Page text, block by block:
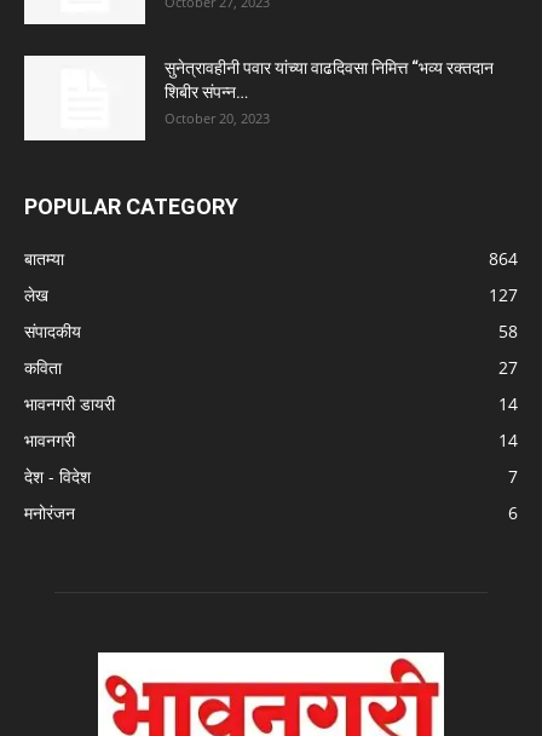
सुनेत्रावहीनी पवार यांच्या वाढदिवसा निमित्त “भव्य रक्तदान
शिबीर संपन्न…
October 20, 2023
POPULAR CATEGORY
बातम्या
864
लेख
127
संपादकीय
58
कविता
27
भावनगरी डायरी
14
भावनगरी
14
देश - विदेश
7
मनोरंजन
6